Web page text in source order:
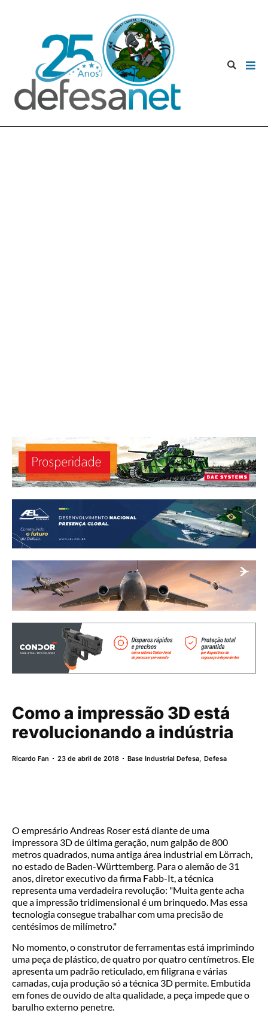
Como a impressão 3D está
revolucionando a indústria
Ricardo Fan 23 de abril de 2018 Base Industrial Defesa,Defesa
O empresário Andreas Roser está diante de uma
impressora 3D de última geração, num galpão de 800
metros quadrados, numa antiga área industrial em Lörrach,
no estado de Baden-Württemberg. Para o alemão de 31
anos, diretor executivo da firma Fabb-It, a técnica
representa uma verdadeira revolução: "Muita gente acha
que a impressão tridimensional é um brinquedo. Mas essa
tecnologia consegue trabalhar com uma precisão de
centésimos de milímetro."
No momento, o construtor de ferramentas está imprimindo
uma peça de plástico, de quatro por quatro centímetros. Ele
apresenta um padrão reticulado, em filigrana e várias
camadas, cuja produção só a técnica 3D permite. Embutida
em fones de ouvido de alta qualidade, a peça impede que o
barulho externo penetre.